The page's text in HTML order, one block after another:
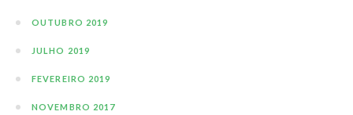
OUTUBRO 2019
JULHO 2019
FEVEREIRO 2019
NOVEMBRO 2017